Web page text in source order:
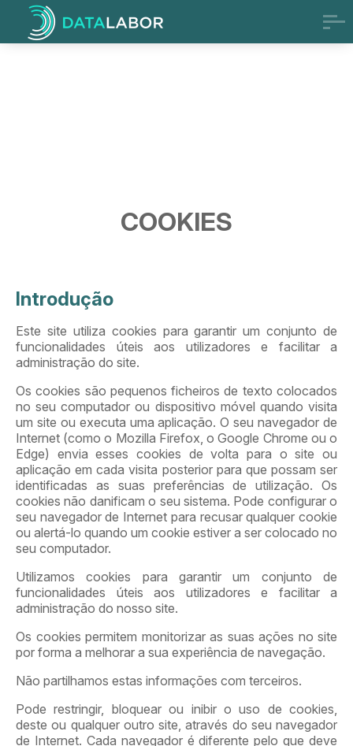
COOKIES
Introdução
Este site utiliza cookies para garantir um conjunto de
funcionalidades úteis aos utilizadores e facilitar a
administração do site.
Os cookies são pequenos ficheiros de texto colocados
no seu computador ou dispositivo móvel quando visita
um site ou executa uma aplicação. O seu navegador de
Internet (como o Mozilla Firefox, o Google Chrome ou o
Edge) envia esses cookies de volta para o site ou
aplicação em cada visita posterior para que possam ser
identificadas as suas preferências de utilização. Os
cookies não danificam o seu sistema. Pode configurar o
seu navegador de Internet para recusar qualquer cookie
ou alertá-lo quando um cookie estiver a ser colocado no
seu computador.
Utilizamos cookies para garantir um conjunto de
funcionalidades úteis aos utilizadores e facilitar a
administração do nosso site.
Os cookies permitem monitorizar as suas ações no site
por forma a melhorar a sua experiência de navegação.
Não partilhamos estas informações com terceiros.
Pode restringir, bloquear ou inibir o uso de cookies,
deste ou qualquer outro site, através do seu navegador
de Internet. Cada navegador é diferente pelo que deve